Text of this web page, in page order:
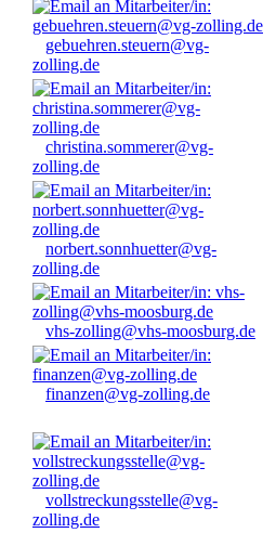
gebuehren.steuern@vg-
zolling.de
christina.sommerer@vg-
zolling.de
norbert.sonnhuetter@vg-
zolling.de
vhs-zolling@vhs-moosburg.de
finanzen@vg-zolling.de
vollstreckungsstelle@vg-
zolling.de